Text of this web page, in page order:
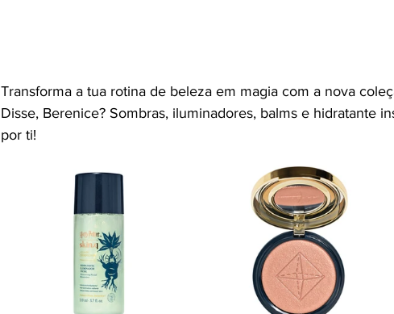
Transforma a tua rotina de beleza em magia com a nova
Disse, Berenice? Sombras, iluminadores, balms e hidratante
por ti!